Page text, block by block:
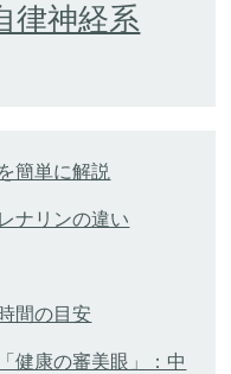
律神経系
簡単に解説
ナリンの違い
間の目安
健康の審美眼」：中